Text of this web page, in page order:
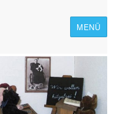
MENÜ